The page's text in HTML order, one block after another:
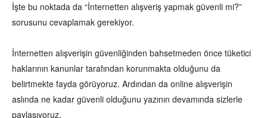
İşte bu noktada da “İnternetten alışveriş yapmak güvenli mi?”
sorusunu cevaplamak gerekiyor.
İnternetten alışverişin güvenliğinden bahsetmeden önce tüketici
haklarının kanunlar tarafından korunmakta olduğunu da
belirtmekte fayda görüyoruz. Ardından da online alışverişin
aslında ne kadar güvenli olduğunu yazının devamında sizlerle
paylaşıyoruz.